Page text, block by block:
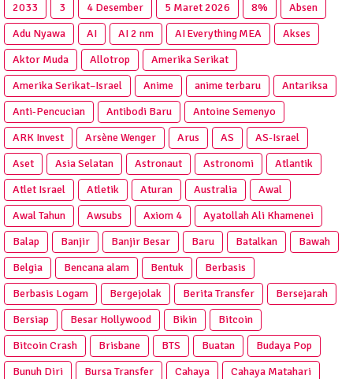
2033
3 4 Desember 5 Maret 2026 8%
Absen
Adu Nyawa
AI AI 2 nm AI Everything MEA
Akses
Aktor Muda
Allotrop
Amerika Serikat
Amerika Serikat–Israel
Anime anime terbaru
Antariksa
Anti‑Pencucian
Antibodi Baru
Antoine Semenyo
ARK Invest
Arsène Wenger Arus AS
AS-Israel
Aset
Asia Selatan Astronaut Astronomi
Atlantik
Atlet Israel
Atletik Aturan Australia
Awal
Awal Tahun
Awsubs Axiom 4
Ayatollah Ali Khamenei
Balap
Banjir Banjir Besar Baru Batalkan
Bawah
Belgia
Bencana alam Bentuk
Berbasis
Berbasis Logam
Bergejolak Berita Transfer
Bersejarah
Bersiap
Besar Hollywood Bikin
Bitcoin
Bitcoin Crash
Brisbane BTS Buatan
Budaya Pop
Bunuh Diri
Bursa Transfer Cahaya
Cahaya Matahari